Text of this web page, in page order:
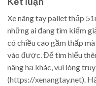
Xe nâng tay pallet thấp
những ai đang tìm kiếm
có chiều cao gầm thấp
vào được. Để tìm hiểu
nâng hạ khác, vui lòng
(https://xenangtay.net).